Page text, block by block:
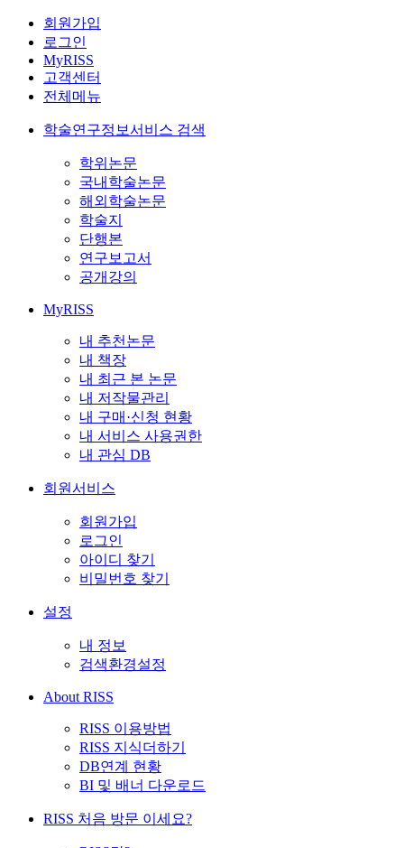
회원가입
로그인
MyRISS
고객센터
전체메뉴
학술연구정보서비스 검색
학위논문
국내학술논문
해외학술논문
학술지
단행본
연구보고서
공개강의
MyRISS
내 추천논문
내 책장
내 최근 본 논문
내 저작물관리
내 구매·신청 현황
내 서비스 사용권한
내 관심 DB
회원서비스
회원가입
로그인
아이디 찾기
비밀번호 찾기
설정
내 정보
검색환경설정
About RISS
RISS 이용방법
RISS 지식더하기
DB연계 현황
BI 및 배너 다운로드
RISS 처음 방문 이세요?